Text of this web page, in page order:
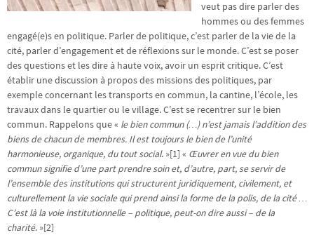
veut pas dire parler des
hommes ou des femmes
engagé(e)s en politique. Parler de politique, c’est parler de la vie de la
cité, parler d’engagement et de réflexions sur le monde. C’est se poser
des questions et les dire à haute voix, avoir un esprit critique. C’est
établir une discussion à propos des missions des politiques, par
exemple concernant les transports en commun, la cantine, l’école, les
travaux dans le quartier ou le village. C’est se recentrer sur le bien
commun. Rappelons que « le bien commun (…) n’est jamais l’addition des
biens de chacun de membres. Il est toujours le bien de l’unité
harmonieuse, organique, du tout social. »[1] « Œuvrer en vue du bien
commun signifie d’une part prendre soin et, d’autre, part, se servir de
l’ensemble des institutions qui structurent juridiquement, civilement, et
culturellement la vie sociale qui prend ainsi la forme de la polis, de la cité …
C’est là la voie institutionnelle – politique, peut-on dire aussi – de la
charité. »[2]